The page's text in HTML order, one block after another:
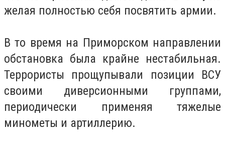
желая полностью себя посвятить армии.
В то время на Приморском направлении
обстановка была крайне нестабильная.
Террористы прощупывали позиции ВСУ
своими диверсионными группами,
периодически применяя тяжелые
минометы и артиллерию.